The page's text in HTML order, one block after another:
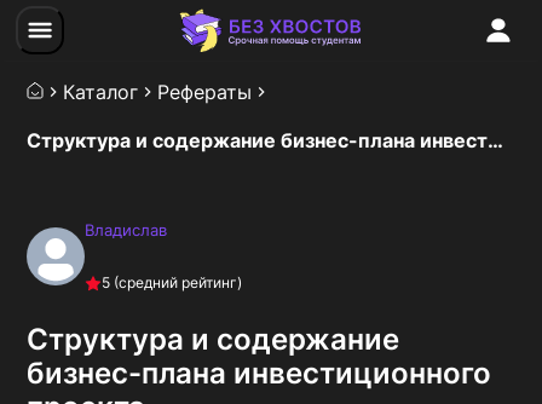
Каталог
Рефераты
Структура и содержание бизнес-плана инвестиционного проекта
Владислав
5 (средний рейтинг)
Структура и содержание
бизнес-плана инвестиционного